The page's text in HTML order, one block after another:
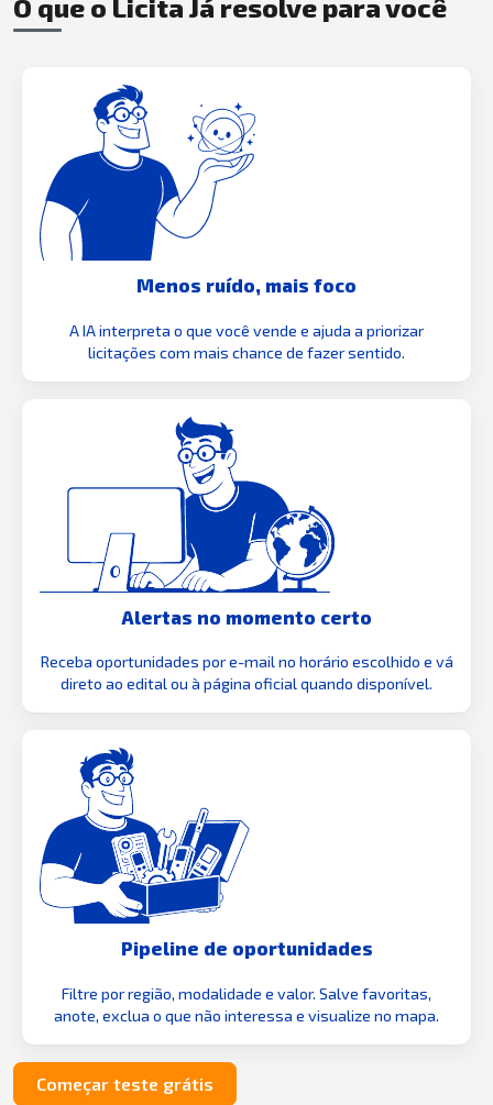
O que o Licita Já resolve para você
Menos ruído, mais foco
A IA interpreta o que você vende e ajuda a priorizar
licitações com mais chance de fazer sentido.
Alertas no momento certo
Receba oportunidades por e-mail no horário escolhido e vá
direto ao edital ou à página oficial quando disponível.
Pipeline de oportunidades
Filtre por região, modalidade e valor. Salve favoritas,
anote, exclua o que não interessa e visualize no mapa.
Começar teste grátis